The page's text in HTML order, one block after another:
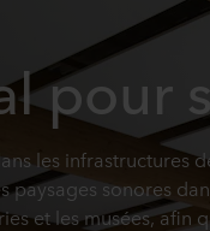
pour
les infrastructures
sonores
et les musées, afin